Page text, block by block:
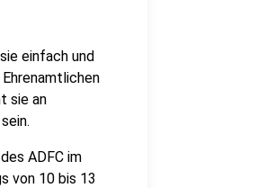
einfach und
sie an
ADFC im
von 10 bis 13